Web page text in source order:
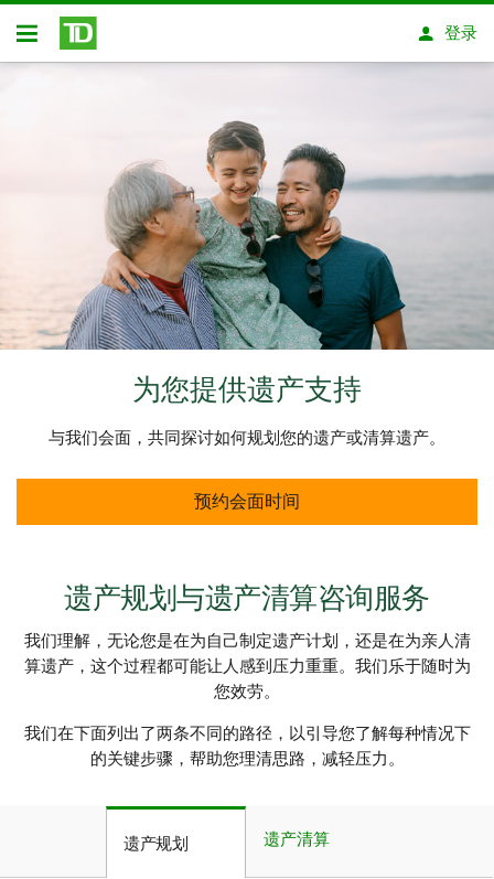
跳转到主要内容
开放式房屋贷款
登录
为您提供遗产支持
与我们会面，共同探讨如何规划您的遗产或清算遗产。
预约会面时间
遗产规划与遗产清算咨询服务
我们理解，无论您是在为自己制定遗产计划，还是在为亲人清
算遗产，这个过程都可能让人感到压力重重。我们乐于随时为
您效劳。
我们在下面列出了两条不同的路径，以引导您了解每种情况下
的关键步骤，帮助您理清思路，减轻压力。
遗产规划 遗产清算